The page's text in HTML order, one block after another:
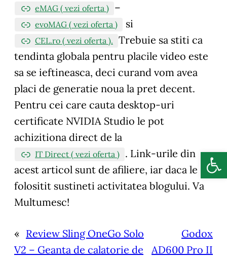
eMAG ( vezi oferta ) –
evoMAG ( vezi oferta ) si
CEL.ro ( vezi oferta ). Trebuie sa stiti ca
tendinta globala pentru placile video este
sa se ieftineasca, deci curand vom avea
placi de generatie noua la pret decent.
Pentru cei care cauta desktop-uri
certificate NVIDIA Studio le pot
achizitiona direct de la
IT Direct ( vezi oferta ) . Link-urile din
acest articol sunt de afiliere, iar daca le
folositit sustineti activitatea blogului. Va
Multumesc!
« Review Sling OneGo Solo
V2 – Geanta de calatorie de
Godox
AD600 Pro II